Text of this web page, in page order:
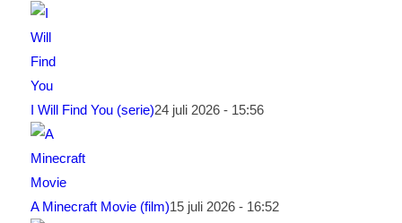
I Will Find You (serie)24 juli 2026 - 15:56
A Minecraft Movie (film)15 juli 2026 - 16:52